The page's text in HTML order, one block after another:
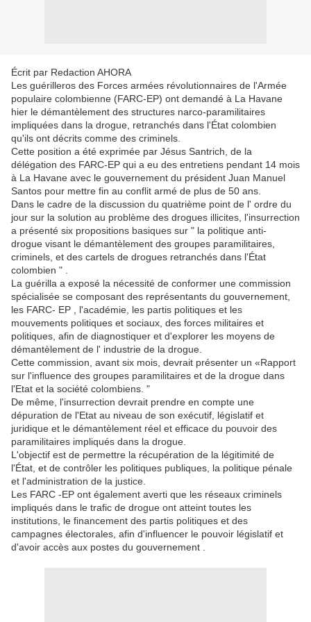
Écrit par Redaction AHORA
Les guérilleros des Forces armées révolutionnaires de l'Armée
populaire colombienne (FARC-EP) ont demandé à La Havane
hier le démantèlement des structures narco-paramilitaires
impliquées dans la drogue, retranchés dans l'État colombien
qu'ils ont décrits comme des criminels.
Cette position a été exprimée par Jésus Santrich, de la
délégation des FARC-EP qui a eu des entretiens pendant 14 mois
à La Havane avec le gouvernement du président Juan Manuel
Santos pour mettre fin au conflit armé de plus de 50 ans.
Dans le cadre de la discussion du quatrième point de l' ordre du
jour sur la solution au problème des drogues illicites, l'insurrection
a présenté six propositions basiques sur " la politique anti-
drogue visant le démantèlement des groupes paramilitaires,
criminels, et des cartels de drogues retranchés dans l'État
colombien " .
La guérilla a exposé la nécessité de conformer une commission
spécialisée se composant des représentants du gouvernement,
les FARC- EP , l'académie, les partis politiques et les
mouvements politiques et sociaux, des forces militaires et
politiques, afin de diagnostiquer et d'explorer les moyens de
démantèlement de l' industrie de la drogue.
Cette commission, avant six mois, devrait présenter un «Rapport
sur l'influence des groupes paramilitaires et de la drogue dans
l'Etat et la société colombiens. "
De même, l'insurrection devrait prendre en compte une
dépuration de l'Etat au niveau de son exécutif, législatif et
juridique et le démantèlement réel et efficace du pouvoir des
paramilitaires impliqués dans la drogue.
L'objectif est de permettre la récupération de la légitimité de
l'État, et de contrôler les politiques publiques, la politique pénale
et l'administration de la justice.
Les FARC -EP ont également averti que les réseaux criminels
impliqués dans le trafic de drogue ont atteint toutes les
institutions, le financement des partis politiques et des
campagnes électorales, afin d'influencer le pouvoir législatif et
d'avoir accès aux postes du gouvernement .